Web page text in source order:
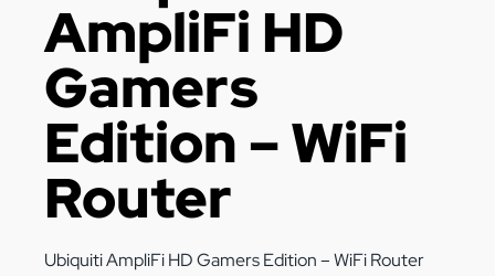
AmpliFi HD
Gamers
Edition – WiFi
Router
Ubiquiti AmpliFi HD Gamers Edition – WiFi Router